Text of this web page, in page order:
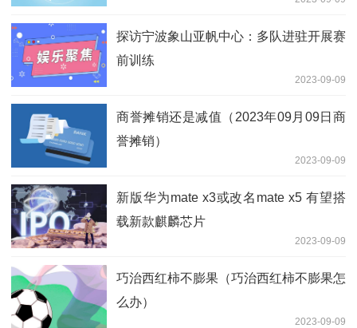
探访宁波象山亚帆中心：多队进驻开展赛
前训练
2023-09-09
商誉摊销还是减值（2023年09月09日商
誉摊销）
2023-09-09
新版华为mate x3或改名mate x5 有望搭
载新款麒麟芯片
2023-09-09
巧治西红柿不膨果（巧治西红柿不膨果怎
么办）
2023-09-09